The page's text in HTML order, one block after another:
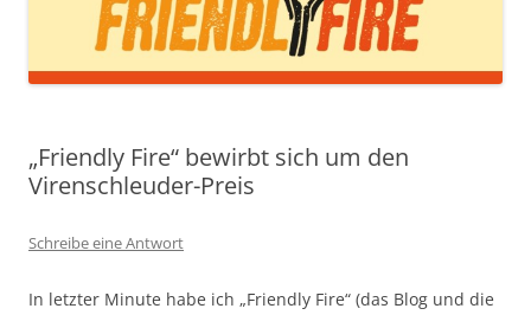
„Friendly Fire“ bewirbt sich um den
Virenschleuder-Preis
Schreibe eine Antwort
In letzter Minute habe ich „Friendly Fire“ (das Blog und die